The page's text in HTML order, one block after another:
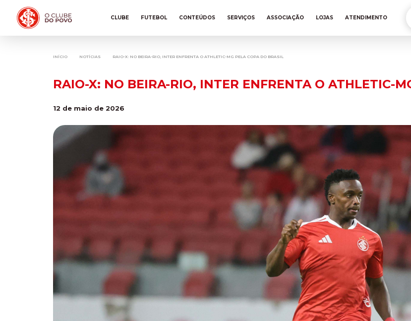
CLUBE FUTEBOL CONTEÚDOS SERVIÇOS ASSOCIAÇÃO LOJAS ATENDIMENTO
INÍCIO NOTÍCIAS RAIO-X: NO BEIRA-RIO, INTER ENFRENTA O ATHLETIC-MG PELA COPA DO BRASIL
RAIO-X: NO BEIRA-RIO, INTER ENFRENTA O ATHLETIC-
12 de maio de 2026